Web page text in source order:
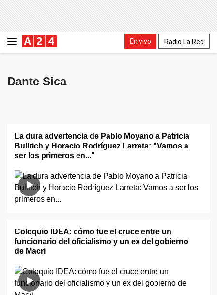
En vivo Radio La Red
Dante Sica
La dura advertencia de Pablo Moyano a Patricia
Bullrich y Horacio Rodríguez Larreta: "Vamos a
ser los primeros en..."
Coloquio IDEA: cómo fue el cruce entre un
funcionario del oficialismo y un ex del gobierno
de Macri